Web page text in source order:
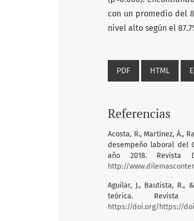
con un promedio del
nivel alto según el
PDF HTML
Referencias
Acosta, R., Martínez, Á.,
desempeño laboral del
año 2018. Revista
http://
Aguilar, J., Bautista, R.,
teórica. Revista
https://doi.org/https://